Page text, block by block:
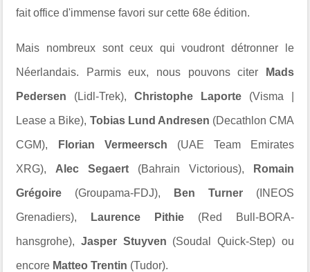
fait office d'immense favori sur cette 68e édition.
Mais nombreux sont ceux qui voudront détronner le
Néerlandais. Parmis eux, nous pouvons citer Mads
Pedersen (Lidl-Trek),Christophe Laporte(Visma |
Lease a Bike), Tobias Lund Andresen (Decathlon CMA
CGM), Florian Vermeersch (UAE Team Emirates
XRG), Alec Segaert (Bahrain Victorious), Romain
Grégoire (Groupama-FDJ), Ben Turner (INEOS
Grenadiers), Laurence Pithie (Red Bull-BORA-
hansgrohe),Jasper Stuyven (Soudal Quick-Step) ou
encore Matteo Trentin (Tudor).